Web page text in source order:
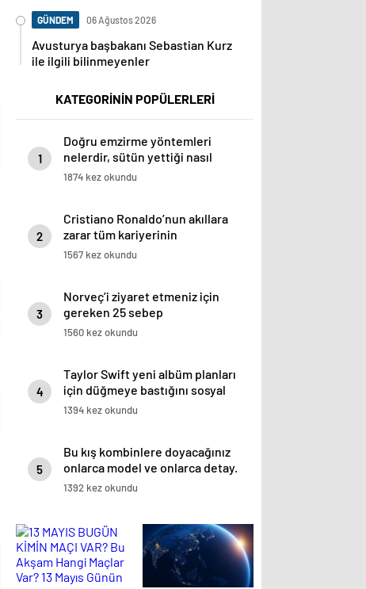
GÜNDEM 06 Ağustos 2026
Avusturya başbakanı Sebastian Kurz
ile ilgili bilinmeyenler
KATEGORİNİN POPÜLERLERİ
1
Doğru emzirme yöntemleri
nelerdir, sütün yettiği nasıl
anlaşılır?
1874 kez okundu
2
Cristiano Ronaldo’nun akıllara
zarar tüm kariyerinin
istatistiğini çıkardık !
1567 kez okundu
3
Norveç’i ziyaret etmeniz için
gereken 25 sebep
1560 kez okundu
4
Taylor Swift yeni albüm planları
için düğmeye bastığını sosyal
medyadan duyurdu!
1394 kez okundu
5
Bu kış kombinlere doyacağınız
onlarca model ve onlarca detay.
1392 kez okundu